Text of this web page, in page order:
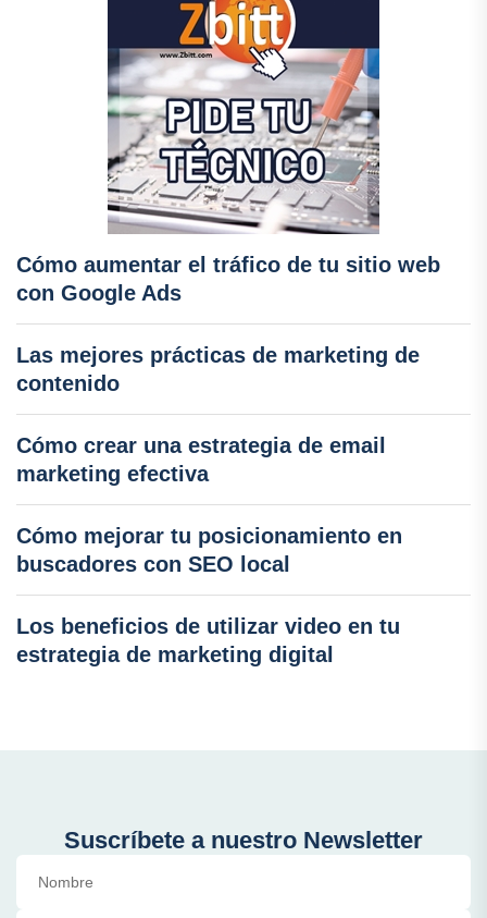
Cómo aumentar el tráfico de tu sitio web
con Google Ads
Las mejores prácticas de marketing de
contenido
Cómo crear una estrategia de email
marketing efectiva
Cómo mejorar tu posicionamiento en
buscadores con SEO local
Los beneficios de utilizar video en tu
estrategia de marketing digital
Suscríbete a nuestro Newsletter